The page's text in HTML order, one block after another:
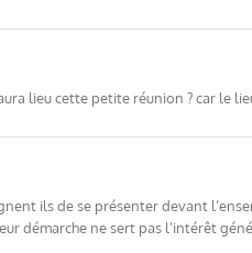
lieu cette petite réunion ? car le
ils de se présenter devant
démarche ne sert pas l’intérêt